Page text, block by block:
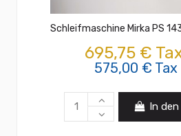
Schleifmaschine Mirka PS
695,75 €
575,00 € Tax
In den